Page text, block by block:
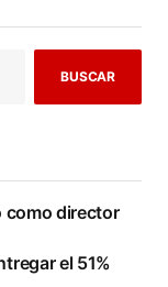
BUSCAR
como director
el 51%